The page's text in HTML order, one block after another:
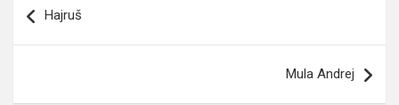
članaka
Hajruš
Mula Andrej